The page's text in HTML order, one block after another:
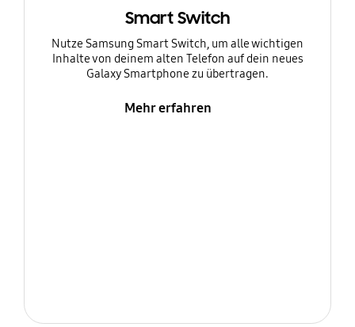
Smart Switch
Nutze Samsung Smart Switch, um alle wichtigen
Inhalte von deinem alten Telefon auf dein neues
Galaxy Smartphone zu übertragen.
Mehr erfahren